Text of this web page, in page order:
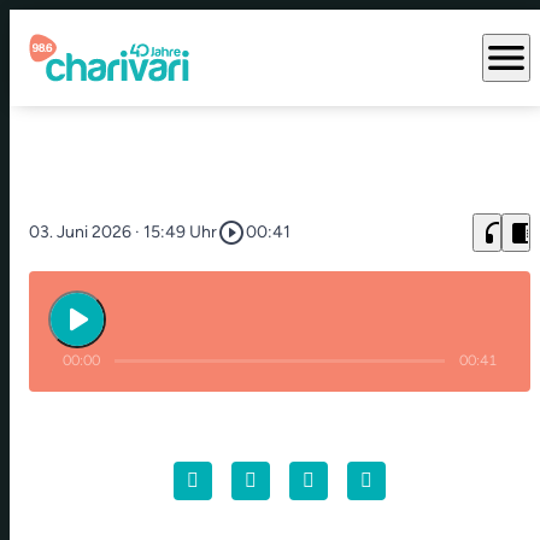
menu
03. Juni 2026 · 15:49 Uhrplay_circle_outline00:41 headphones chrome_reader_mode
play_arrow
00:00 00:41